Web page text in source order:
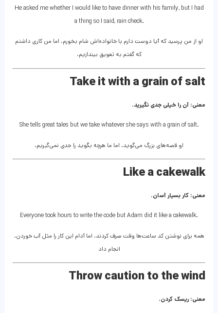
He asked me whether I would like to have dinner with his family, but I had
a thing so I said, rain check.
او از من پرسید که آیا دوست دارم با خانواده‌اش شام بخورم، اما من کاری داشتم
که گفتم به تعویق بیندازیم.
Take it with a grain of salt
معنی: آن را خیلی جدی نگیرید.
She tells great tales but we take whatever she says with a grain of salt.
او قصه‌های بزرگ می‌گوید، اما ما هرچه بگوید را جدی نمی‌گیریم.
Like a cakewalk
معنی: کار بسیار آسان.
Everyone took hours to write the code but Adam did it like a cakewalk.
.همه برای نوشتن کد ساعت‌ها وقت صرف کردند، اما آدام این کار را مثل آب خوردن
انجام داد
Throw caution to the wind
معنی: ریسک کردن.